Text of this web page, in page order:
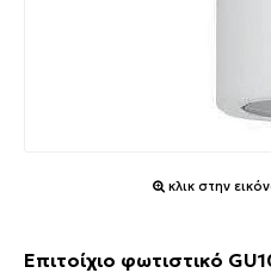
κλικ στην
Επιτοίχιο φωτιστικό